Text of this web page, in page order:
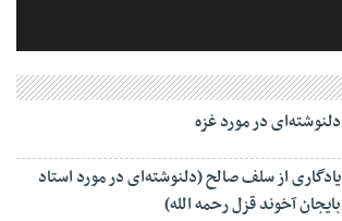
دلنوشته‌ای در مورد غزه
یادگاری از سلف صالح (دلنوشته‌ای در مورد استاد
بایجان آخوند قزل رحمه الله)